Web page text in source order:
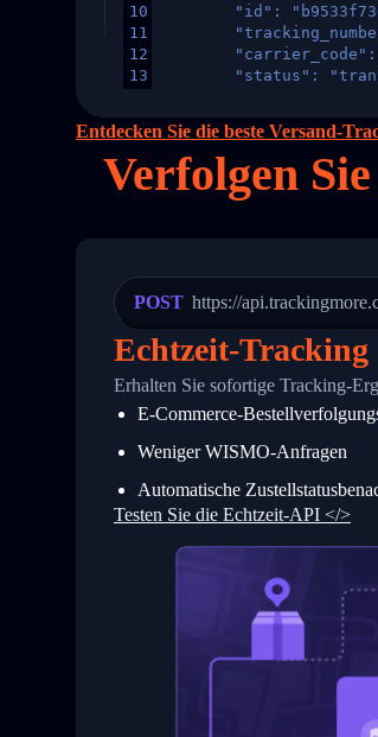
10
11
12
13
16
17
18
24
25
26
27
28
29
31
32
34
"id":
"status":
        "weblink": "",
        "phone": null,
        "trackinfo": [
"Details":
          },
          {
"Date":
"Details":
          }
      }
    ]
}
Entdecken Sie die beste Versand-
Verfolgen
POST https://
Echtzeit-Tracking
Erhalten Sie sofortige Tracking-
E-Commerce-
Weniger WISMO-Anfragen
Automatische
Testen Sie die Echtzeit-API </>